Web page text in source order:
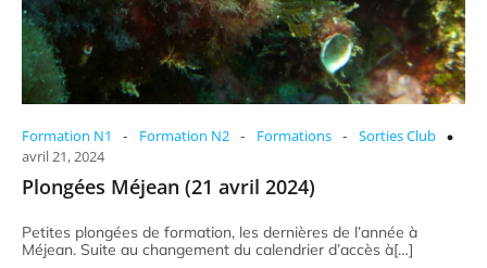
Formation N1 - Formation N2 - Formations -
Sorties Club
avril 21, 2024
Plongées Méjean (21 avril 2024)
Petites plongées de formation, les dernières de l’année à
Méjean. Suite au changement du calendrier d’accès à[…]